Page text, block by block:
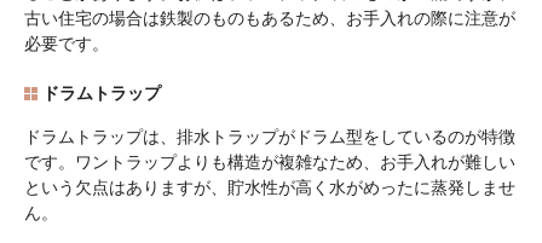
古い住宅の場合は鉄製のものもあるため、お手入れの際に注意が
必要です。
ドラムトラップ
ドラムトラップは、排水トラップがドラム型をしているのが特徴
です。ワントラップよりも構造が複雑なため、お手入れが難しい
という欠点はありますが、貯水性が高く水がめったに蒸発しませ
ん。